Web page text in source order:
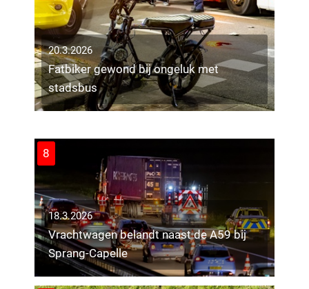
20.3.2026
Fatbiker gewond bij ongeluk met
stadsbus
18
19.3.2026
Arrestatieteam houdt 19-jarige
verdachte aan na inval in woning Tilburg
8
18.3.2026
Vrachtwagen belandt naast de A59 bij
Sprang-Capelle